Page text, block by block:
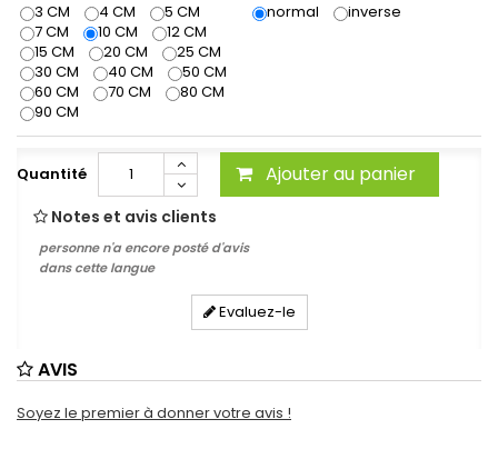
3 CM
4 CM
5 CM
7 CM
10 CM
12 CM
15 CM
20 CM
25 CM
30 CM
40 CM
50 CM
60 CM
70 CM
80 CM
90 CM
normal
inverse
Quantité Ajouter au panier
Notes et avis clients
personne n'a encore posté d'avis
dans cette langue
Evaluez-le
AVIS
Soyez le premier à donner votre avis !